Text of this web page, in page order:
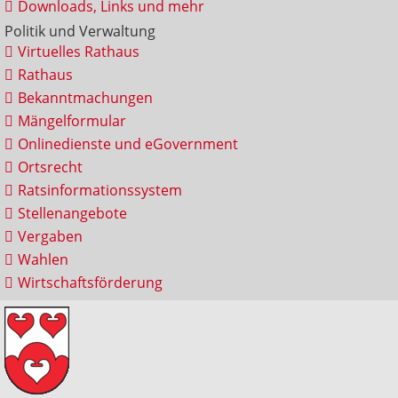
Downloads, Links und mehr
Politik und Verwaltung
Virtuelles Rathaus
Rathaus
Bekanntmachungen
Mängelformular
Onlinedienste und eGovernment
Ortsrecht
Ratsinformationssystem
Stellenangebote
Vergaben
Wahlen
Wirtschaftsförderung